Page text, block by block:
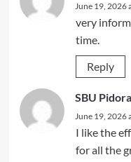
June 19, 2026
very
time.
Reply
SBU
June 19, 2026
I like the
for all the